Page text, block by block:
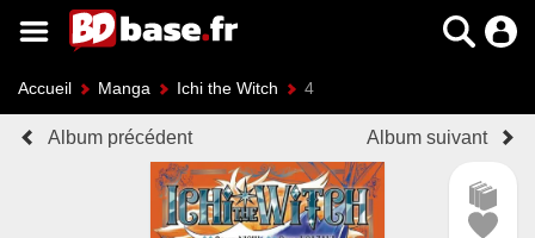
Accueil Manga Ichi the Witch 4
Album précédent Album suivant